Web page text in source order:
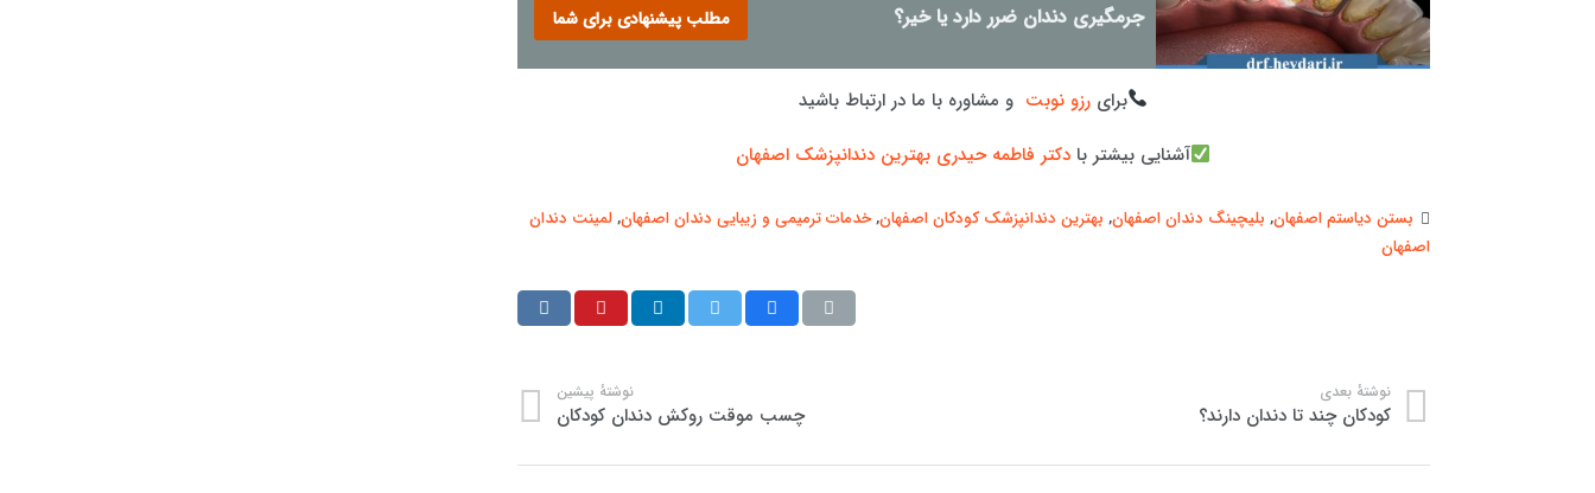
جرمگیری دندان ضرر دارد یا خیر؟ مطلب پیشنهادی برای شما
برای رزو نوبت و مشاوره با ما در ارتباط باشید
آشنایی بیشتر با دکتر فاطمه حیدری بهترین دندانپزشک اصفهان
بستن دیاستم اصفهان, بلیچینگ دندان اصفهان, بهترین دندانپزشک کودکان اصفهان,خدمات ترمیمی و زیبایی دندان اصفهان,لمینت دندان
اصفهان
نوشتهٔ پیشین
چسب موقت روکش دندان کودکان
نوشتهٔ بعدی
کودکان چند تا دندان دارند؟